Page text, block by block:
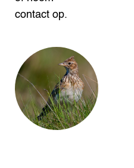
contact op.